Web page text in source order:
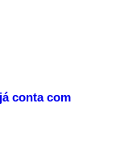
conta com